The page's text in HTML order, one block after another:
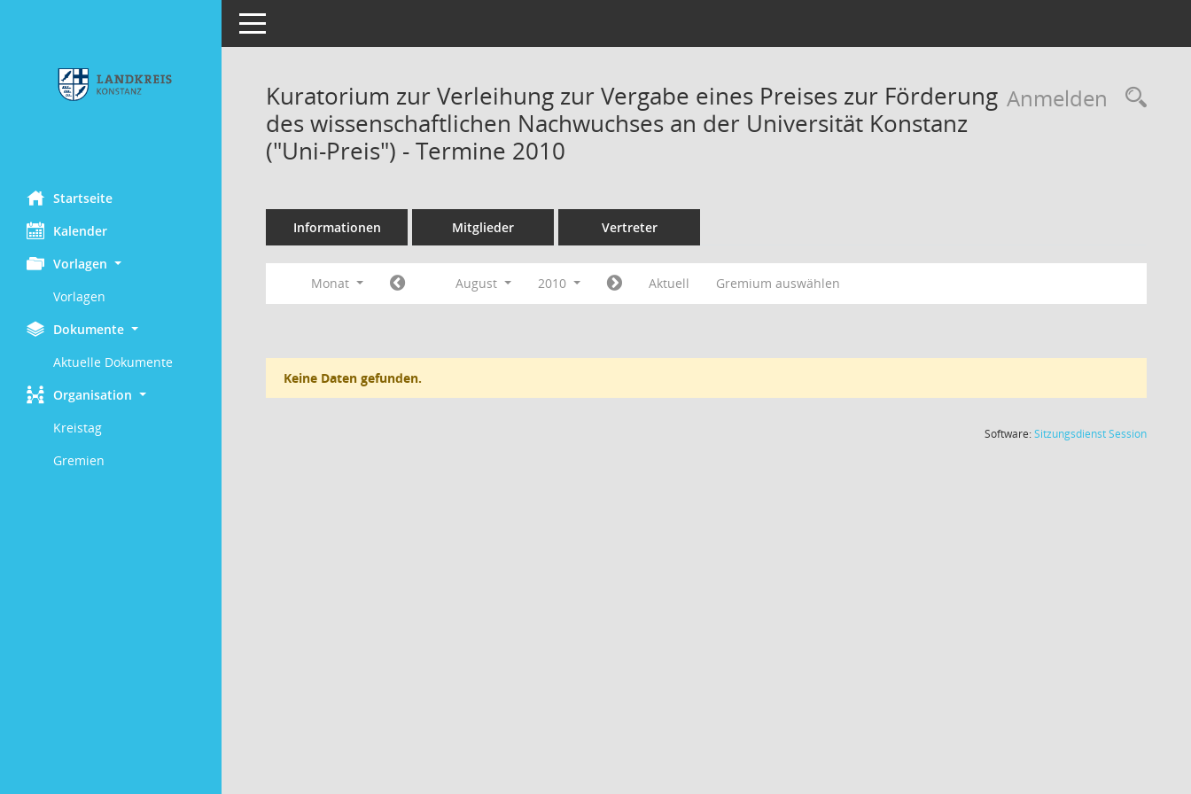
Startseite
Kalender
Vorlagen
Vorlagen
Dokumente
Aktuelle Dokumente
Organisation
Kreistag
Gremien
Toggle navigation
Anmelden
Kuratorium zur Verleihung zur Vergabe eines Preises zur Förderung
des wissenschaftlichen Nachwuchses an der Universität Konstanz
("Uni-Preis") - Termine 2010
Informationen Mitglieder Vertreter
Monat August 2010 Aktuell Gremium auswählen
Keine Daten gefunden.
Software:SitzungsdienstSession(Wird in